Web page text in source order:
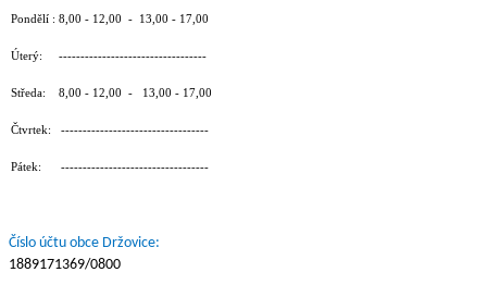
Pondělí : 8,00 - 12,00 - 13,00 - 17,00
Úterý: ----------------------------------
Středa: 8,00 - 12,00 - 13,00 - 17,00
Čtvrtek: ----------------------------------
Pátek: ----------------------------------
Číslo účtu obce Držovice:
1889171369/0800